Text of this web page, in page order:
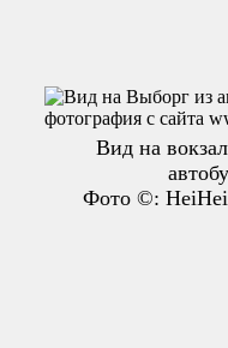
Вид на
Фото ©: